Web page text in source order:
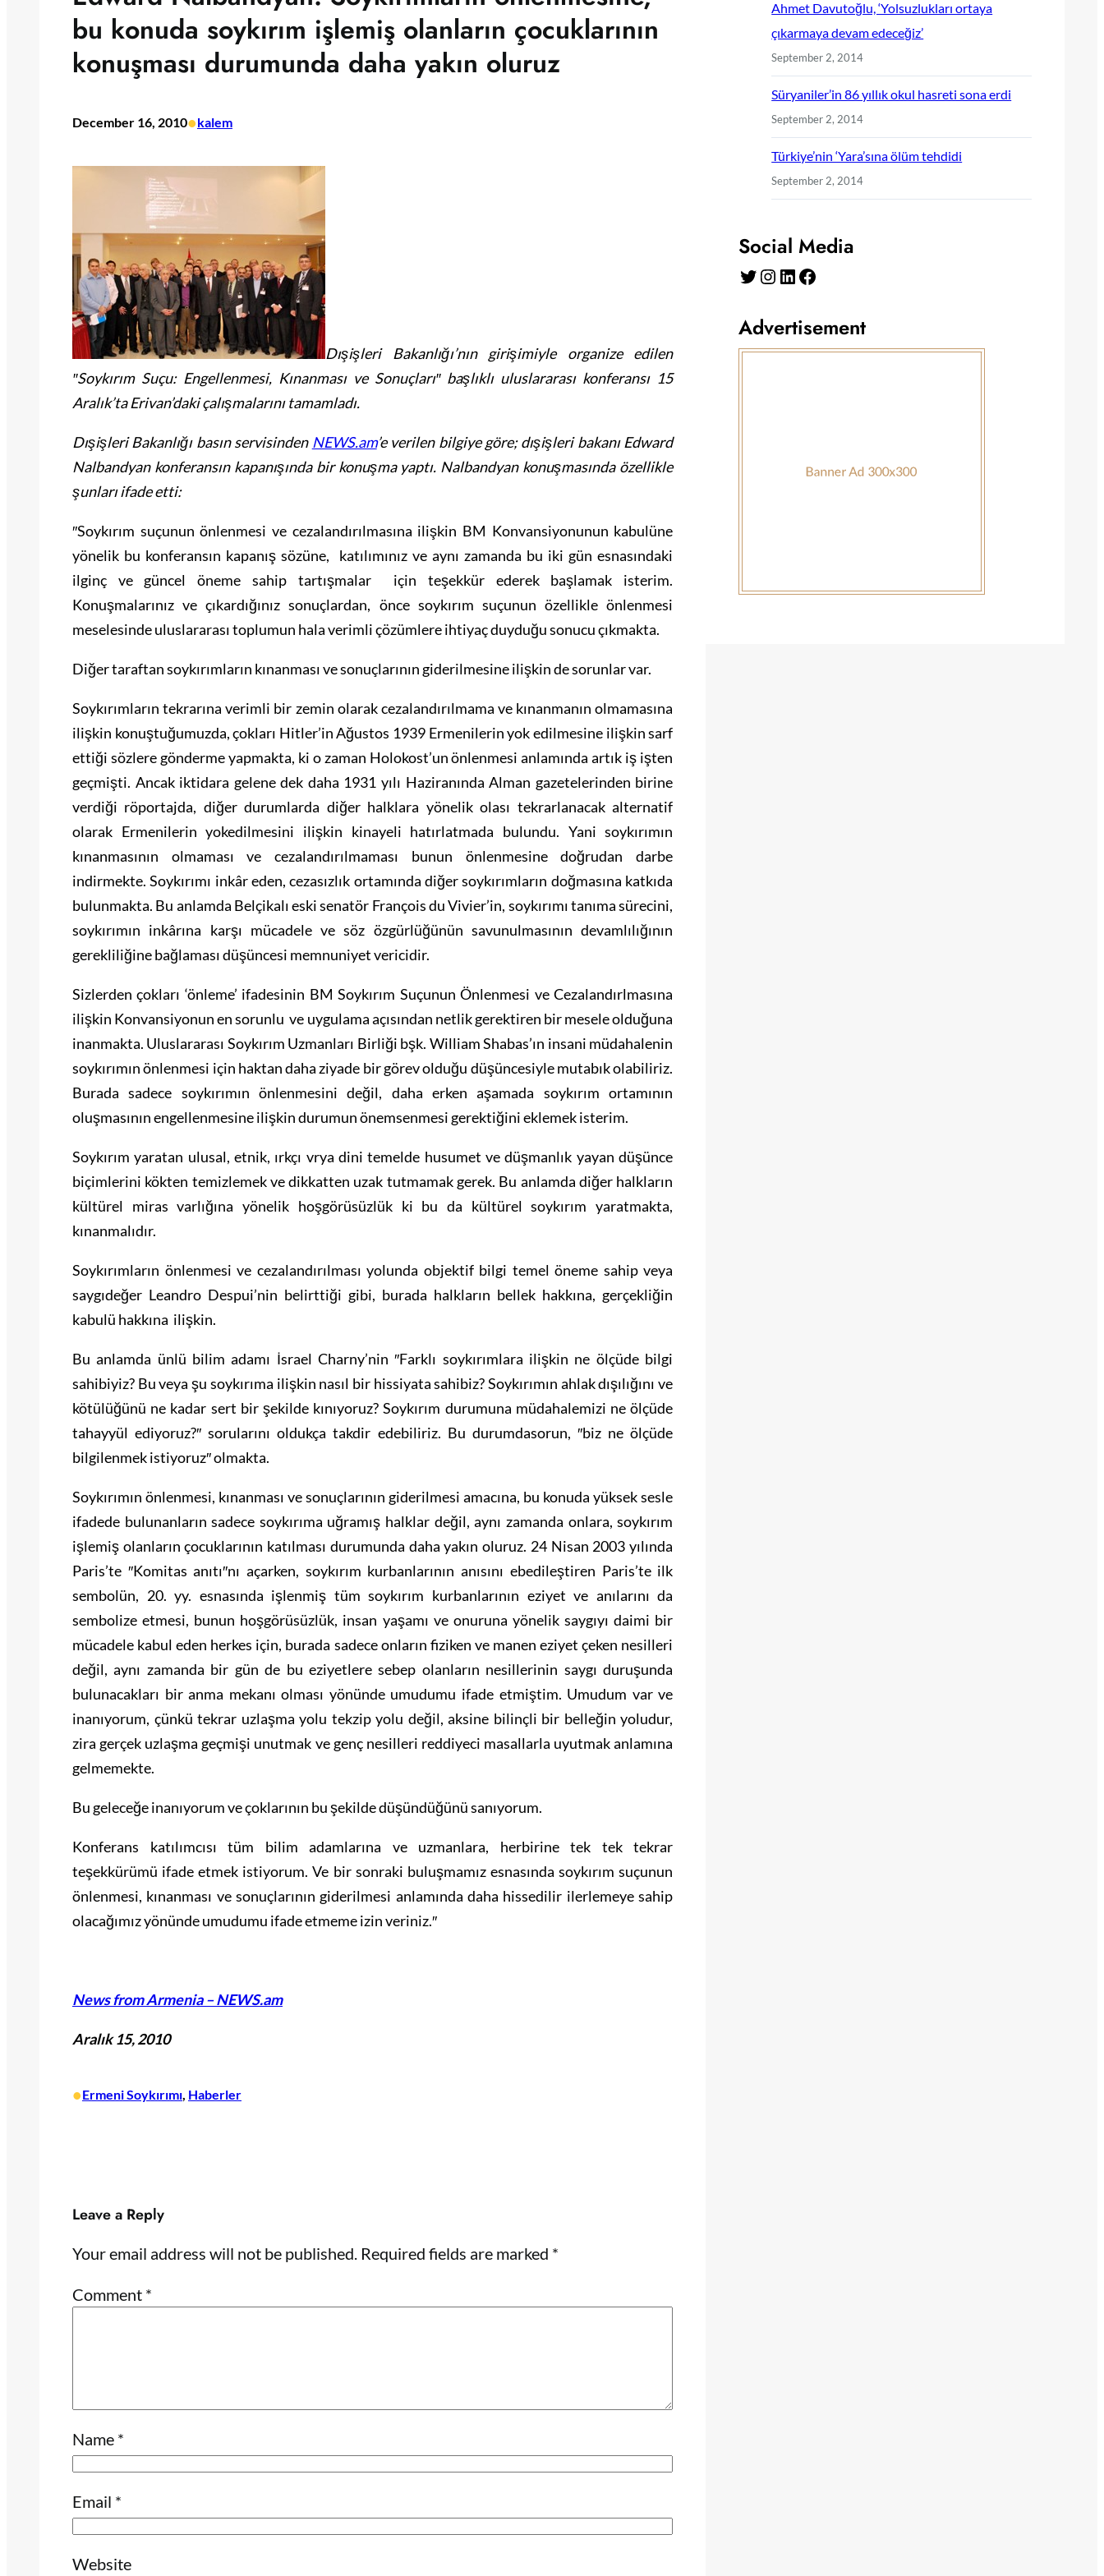
bu konuda soykırım işlemiş olanların çocuklarının
konuşması durumunda daha yakın oluruz
December 16, 2010•kalem
Dışişleri Bakanlığı’nın girişimiyle organize edilen
″Soykırım Suçu: Engellenmesi, Kınanması ve Sonuçları″ başlıklı uluslararası konferansı 15
Aralık’ta Erivan’daki çalışmalarını tamamladı.
Dışişleri Bakanlığı basın servisinden NEWS.am’e verilen bilgiye göre; dışişleri bakanı Edward
Nalbandyan konferansın kapanışında bir konuşma yaptı. Nalbandyan konuşmasında özellikle
şunları ifade etti:
″Soykırım suçunun önlenmesi ve cezalandırılmasına ilişkin BM Konvansiyonunun kabulüne
yönelik bu konferansın kapanış sözüne, katılımınız ve aynı zamanda bu iki gün esnasındaki
ilginç ve güncel öneme sahip tartışmalar için teşekkür ederek başlamak isterim.
Konuşmalarınız ve çıkardığınız sonuçlardan, önce soykırım suçunun özellikle önlenmesi
meselesinde uluslararası toplumun hala verimli çözümlere ihtiyaç duyduğu sonucu çıkmakta.
Diğer taraftan soykırımların kınanması ve sonuçlarının giderilmesine ilişkin de sorunlar var.
Soykırımların tekrarına verimli bir zemin olarak cezalandırılmama ve kınanmanın olmamasına
ilişkin konuştuğumuzda, çokları Hitler’in Ağustos 1939 Ermenilerin yok edilmesine ilişkin sarf
ettiği sözlere gönderme yapmakta, ki o zaman Holokost’un önlenmesi anlamında artık iş işten
geçmişti. Ancak iktidara gelene dek daha 1931 yılı Haziranında Alman gazetelerinden birine
verdiği röportajda, diğer durumlarda diğer halklara yönelik olası tekrarlanacak alternatif
olarak Ermenilerin yokedilmesini ilişkin kinayeli hatırlatmada bulundu. Yani soykırımın
kınanmasının olmaması ve cezalandırılmaması bunun önlenmesine doğrudan darbe
indirmekte. Soykırımı inkâr eden, cezasızlık ortamında diğer soykırımların doğmasına katkıda
bulunmakta. Bu anlamda Belçikalı eski senatör François du Vivier’in, soykırımı tanıma sürecini,
soykırımın inkârına karşı mücadele ve söz özgürlüğünün savunulmasının devamlılığının
gerekliliğine bağlaması düşüncesi memnuniyet vericidir.
Sizlerden çokları ‘önleme’ ifadesinin BM Soykırım Suçunun Önlenmesi ve Cezalandırlmasına
ilişkin Konvansiyonun en sorunlu ve uygulama açısından netlik gerektiren bir mesele olduğuna
inanmakta. Uluslararası Soykırım Uzmanları Birliği bşk. William Shabas’ın insani müdahalenin
soykırımın önlenmesi için haktan daha ziyade bir görev olduğu düşüncesiyle mutabık olabiliriz.
Burada sadece soykırımın önlenmesini değil, daha erken aşamada soykırım ortamının
oluşmasının engellenmesine ilişkin durumun önemsenmesi gerektiğini eklemek isterim.
Soykırım yaratan ulusal, etnik, ırkçı vrya dini temelde husumet ve düşmanlık yayan düşünce
biçimlerini kökten temizlemek ve dikkatten uzak tutmamak gerek. Bu anlamda diğer halkların
kültürel miras varlığına yönelik hoşgörüsüzlük ki bu da kültürel soykırım yaratmakta,
kınanmalıdır.
Soykırımların önlenmesi ve cezalandırılması yolunda objektif bilgi temel öneme sahip veya
saygıdeğer Leandro Despui’nin belirttiği gibi, burada halkların bellek hakkına, gerçekliğin
kabulü hakkına ilişkin.
Bu anlamda ünlü bilim adamı İsrael Charny’nin ″Farklı soykırımlara ilişkin ne ölçüde bilgi
sahibiyiz? Bu veya şu soykırıma ilişkin nasıl bir hissiyata sahibiz? Soykırımın ahlak dışılığını ve
kötülüğünü ne kadar sert bir şekilde kınıyoruz? Soykırım durumuna müdahalemizi ne ölçüde
tahayyül ediyoruz?″ sorularını oldukça takdir edebiliriz. Bu durumdasorun, ″biz ne ölçüde
bilgilenmek istiyoruz″ olmakta.
Soykırımın önlenmesi, kınanması ve sonuçlarının giderilmesi amacına, bu konuda yüksek sesle
ifadede bulunanların sadece soykırıma uğramış halklar değil, aynı zamanda onlara, soykırım
işlemiş olanların çocuklarının katılması durumunda daha yakın oluruz. 24 Nisan 2003 yılında
Paris’te ″Komitas anıtı″nı açarken, soykırım kurbanlarının anısını ebedileştiren Paris’te ilk
sembolün, 20. yy. esnasında işlenmiş tüm soykırım kurbanlarının eziyet ve anılarını da
sembolize etmesi, bunun hoşgörüsüzlük, insan yaşamı ve onuruna yönelik saygıyı daimi bir
mücadele kabul eden herkes için, burada sadece onların fiziken ve manen eziyet çeken nesilleri
değil, aynı zamanda bir gün de bu eziyetlere sebep olanların nesillerinin saygı duruşunda
bulunacakları bir anma mekanı olması yönünde umudumu ifade etmiştim. Umudum var ve
inanıyorum, çünkü tekrar uzlaşma yolu tekzip yolu değil, aksine bilinçli bir belleğin yoludur,
zira gerçek uzlaşma geçmişi unutmak ve genç nesilleri reddiyeci masallarla uyutmak anlamına
gelmemekte.
Bu geleceğe inanıyorum ve çoklarının bu şekilde düşündüğünü sanıyorum.
Konferans katılımcısı tüm bilim adamlarına ve uzmanlara, herbirine tek tek tekrar
teşekkürümü ifade etmek istiyorum. Ve bir sonraki buluşmamız esnasında soykırım suçunun
önlenmesi, kınanması ve sonuçlarının giderilmesi anlamında daha hissedilir ilerlemeye sahip
olacağımız yönünde umudumu ifade etmeme izin veriniz.″
News from Armenia – NEWS.am
Aralık 15, 2010
•Ermeni Soykırımı, Haberler
Leave a Reply
Your email address will not be published. Required fields are marked *
Comment *
Name *
Email *
Website
Ahmet Davutoğlu, ‘Yolsuzlukları ortaya
çıkarmaya devam edeceğiz’
September 2, 2014
Süryaniler’in 86 yıllık okul hasreti sona erdi
September 2, 2014
Türkiye’nin ‘Yara’sına ölüm tehdidi
September 2, 2014
Social Media
Twitter Instagram LinkedIn Facebook
Advertisement